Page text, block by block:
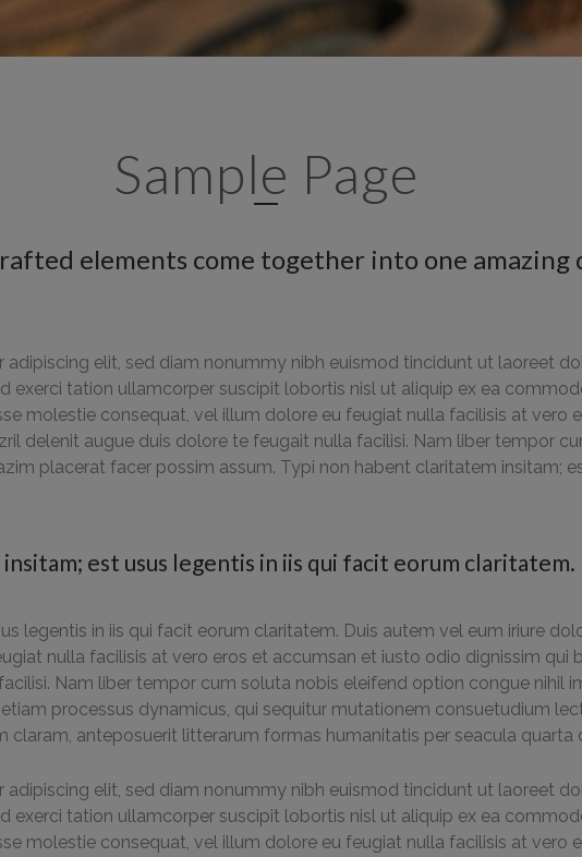
Sample Page
elements come together into one amazing
elit, sed diam nonummy nibh euismod tincidunt ut laoreet
exerci tation ullamcorper suscipit lobortis nisl ut aliquip ex ea
molestie consequat, vel illum dolore eu feugiat nulla facilisis at vero
delenit augue duis dolore te feugait nulla facilisi. Nam liber tempor
placerat facer possim assum. Typi non habent claritatem insitam;
est usus legentis in iis qui facit eorum claritatem.
legentis in iis qui facit eorum claritatem. Duis autem vel eum iriure
nulla facilisis at vero eros et accumsan et iusto odio dignissim qui
Nam liber tempor cum soluta nobis eleifend option congue nihil
processus dynamicus, qui sequitur mutationem consuetudium
claram, anteposuerit litterarum formas humanitatis per seacula quarta
elit, sed diam nonummy nibh euismod tincidunt ut laoreet
exerci tation ullamcorper suscipit lobortis nisl ut aliquip ex ea
molestie consequat, vel illum dolore eu feugiat nulla facilisis at vero